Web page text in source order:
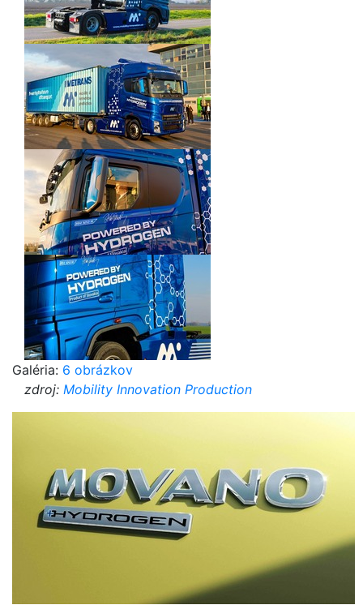
Galéria: 6 obrázkov
zdroj: Mobility Innovation Production